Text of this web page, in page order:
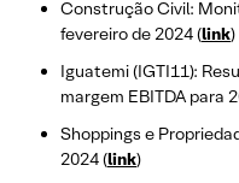
Construção Civil:
fevereiro de 2024 (link)
Iguatemi (IGTI11):
margem EBITDA para
Shoppings e
2024 (link)